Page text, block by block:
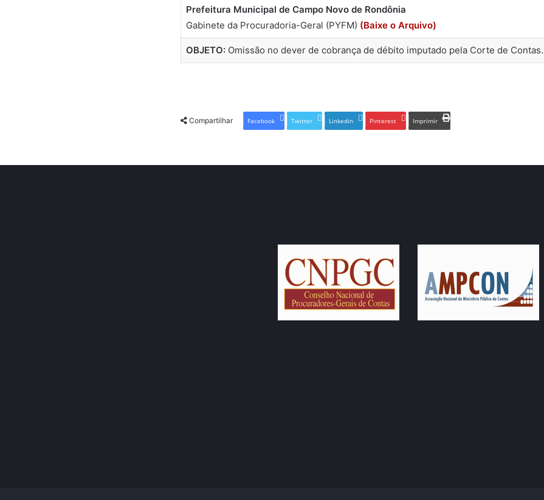
Prefeitura Municipal de Campo Novo de Rondônia
Gabinete da Procuradoria-Geral (PYFM) (Baixe o Arquivo)
OBJETO:Omissão no dever de cobrança de débito imputado pela Corte de Contas.
Compartilhar Facebook Twitter Linkedin Pinterest Imprimir